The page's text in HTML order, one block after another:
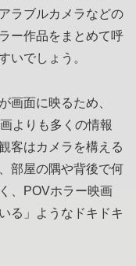
ラブルカメラなどの
ー作品をまとめて呼
いでしょう。
画面に映るため、
よりも多くの情報
客はカメラを構える
部屋の隅や背後で何
、POVホラー映画
る」ようなドキドキ